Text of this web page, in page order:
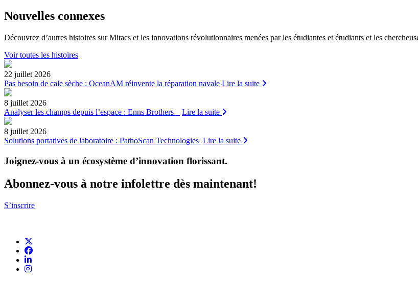
Nouvelles connexes
Découvrez d’autres histoires sur Mitacs et les innovations révolutionnaires menées par les étudiantes et étudiants et les
Voir toutes les histoires
22 juillet 2026
Pas besoin de cale sèche : OceanAM réinvente la réparation navale Lire la suite
8 juillet 2026
Analyser les champs depuis l’espace : Enns Brothers
Lire la suite
8 juillet 2026
Solutions portatives de laboratoire : PathoScan Technologies Lire la suite
Joignez-vous à un écosystème d’innovation florissant.
Abonnez-vous à notre infolettre dès maintenant!
S’inscrire